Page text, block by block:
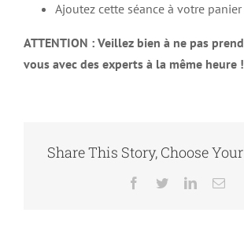
Ajoutez cette séance à votre panier
ATTENTION : Veillez bien à ne pas
vous avec des experts à la même heure !
Share This Story, Choose
Facebook
TwitterLinkedIn